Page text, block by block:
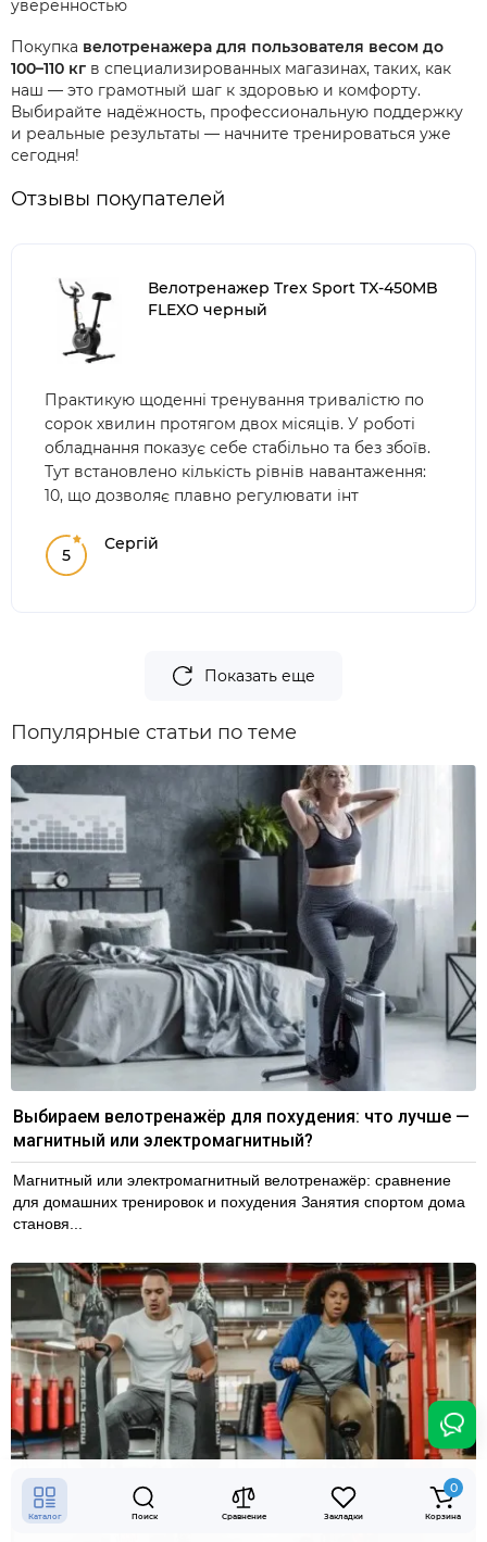
Каталог Поиск Сравнение Закладки
0
Корзина
уверенностью
Покупка велотренажера для пользователя весом до
100–110 кг в специализированных магазинах, таких, как
наш — это грамотный шаг к здоровью и комфорту.
Выбирайте надёжность, профессиональную поддержку
и реальные результаты — начните тренироваться уже
сегодня!
Отзывы покупателей
Велотренажер Trex Sport TX-450MB
FLEXO черный
Практикую щоденні тренування тривалістю по
сорок хвилин протягом двох місяців. У роботі
обладнання показує себе стабільно та без збоїв.
Тут встановлено кількість рівнів навантаження:
10, що дозволяє плавно регулювати інт
5
Сергій
Показать еще
Популярные статьи по теме
Выбираем велотренажёр для похудения: что лучше —
магнитный или электромагнитный?
Магнитный или электромагнитный велотренажёр: сравнение
для домашних тренировок и похудения Занятия спортом дома
становя...